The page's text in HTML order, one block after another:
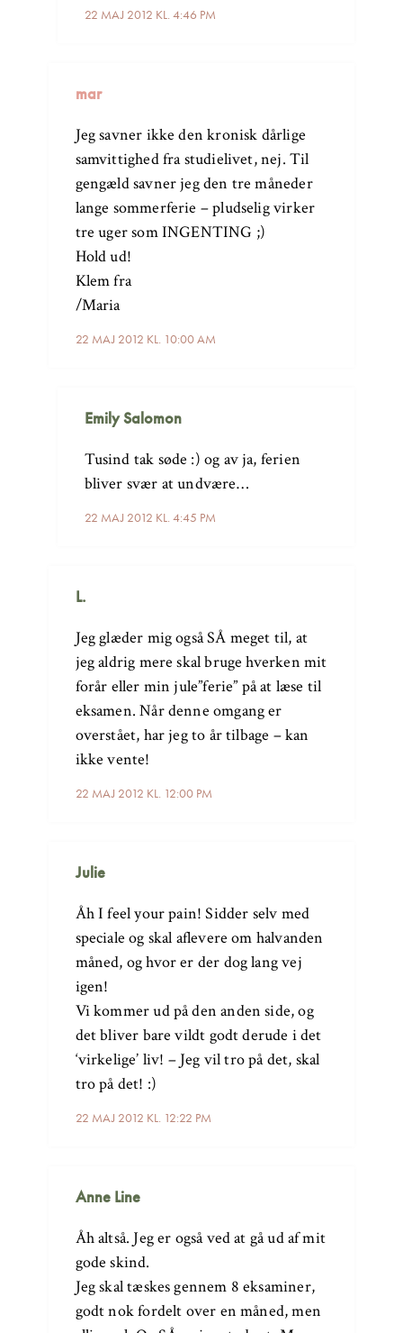
22 MAJ 2012 KL. 4:46 PM
mar
22 MAJ 2012 KL. 10:00 AM
Jeg savner ikke den kronisk dårlige
samvittighed fra studielivet, nej. Til
gengæld savner jeg den tre måneder
lange sommerferie – pludselig virker
tre uger som INGENTING ;)
Hold ud!
Klem fra
/Maria
Emily Salomon
22 MAJ 2012 KL. 4:45 PM
Tusind tak søde :) og av ja, ferien
bliver svær at undvære…
L.
22 MAJ 2012 KL. 12:00 PM
Jeg glæder mig også SÅ meget til, at
jeg aldrig mere skal bruge hverken mit
forår eller min jule”ferie” på at læse til
eksamen. Når denne omgang er
overstået, har jeg to år tilbage – kan
ikke vente!
Julie
22 MAJ 2012 KL. 12:22 PM
Åh I feel your pain! Sidder selv med
speciale og skal aflevere om halvanden
måned, og hvor er der dog lang vej
igen!
Vi kommer ud på den anden side, og
det bliver bare vildt godt derude i det
‘virkelige’ liv! – Jeg vil tro på det, skal
tro på det! :)
Anne Line
Åh altså. Jeg er også ved at gå ud af mit
gode skind.
Jeg skal tæskes gennem 8 eksaminer,
godt nok fordelt over en måned, men